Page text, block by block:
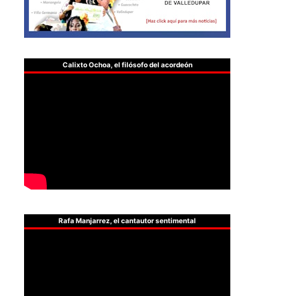
Calixto Ochoa, el filósofo del acordeón
Rafa Manjarrez, el cantautor sentimental